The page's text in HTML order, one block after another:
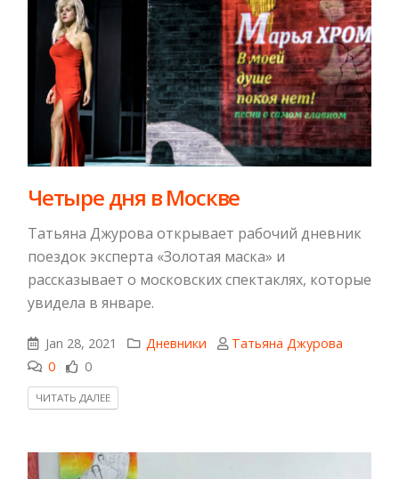
Четыре дня в Москве
Татьяна Джурова открывает рабочий дневник
поездок эксперта «Золотая маска» и
рассказывает о московских спектаклях, которые
увидела в январе.
Jan 28, 2021 Дневники
Татьяна Джурова
0
0
ЧИТАТЬ ДАЛЕЕ